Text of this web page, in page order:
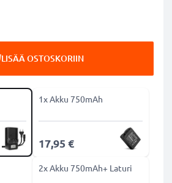
LISÄÄ OSTOSKORIIN
1x Akku 750mAh
17,95 €
2x Akku 750mAh+ Laturi